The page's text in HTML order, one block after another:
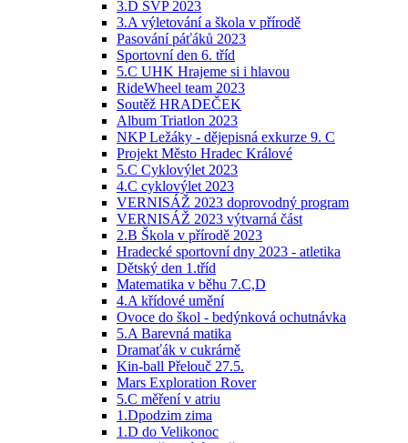
3.D ŠVP 2023
3.A výletování a škola v přírodě
Pasování páťáků 2023
Sportovní den 6. tříd
5.C UHK Hrajeme si i hlavou
RideWheel team 2023
Soutěž HRADEČEK
Album Triatlon 2023
NKP Ležáky - dějepisná exkurze 9. C
Projekt Město Hradec Králové
5.C Cyklovýlet 2023
4.C cyklovýlet 2023
VERNISÁŽ 2023 doprovodný program
VERNISÁŽ 2023 výtvarná část
2.B Škola v přírodě 2023
Hradecké sportovní dny 2023 - atletika
Dětský den 1.tříd
Matematika v běhu 7.C,D
4.A křídové umění
Ovoce do škol - bedýnková ochutnávka
5.A Barevná matika
Dramaťák v cukrárně
Kin-ball Přelouč 27.5.
Mars Exploration Rover
5.C měření v atriu
1.Dpodzim zima
1.D do Velikonoc